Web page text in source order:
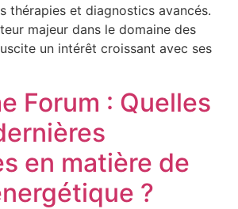
thérapies et diagnostics avancés.
majeur dans le domaine des
un intérêt croissant avec ses
Forum : Quelles
en matière de
?